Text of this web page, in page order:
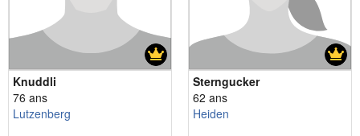
Knuddli
76 ans
Lutzenberg
Sterngucker
62 ans
Heiden